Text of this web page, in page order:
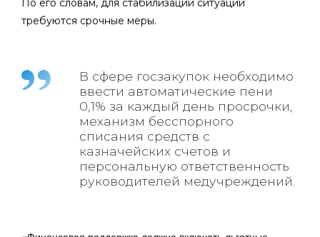
По его словам, для стабилизации ситуации
требуются срочные меры.
В сфере госзакупок необходимо
ввести автоматические пени
0,1% за каждый день просрочки,
механизм бесспорного
списания средств с
казначейских счетов и
персональную ответственность
руководителей медучреждений.